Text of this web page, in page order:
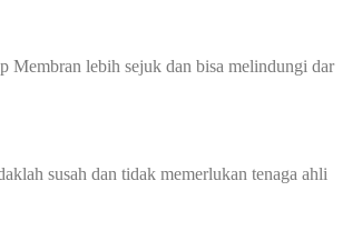
Membran lebih sejuk dan bisa melindungi dar
susah dan tidak memerlukan tenaga ahli